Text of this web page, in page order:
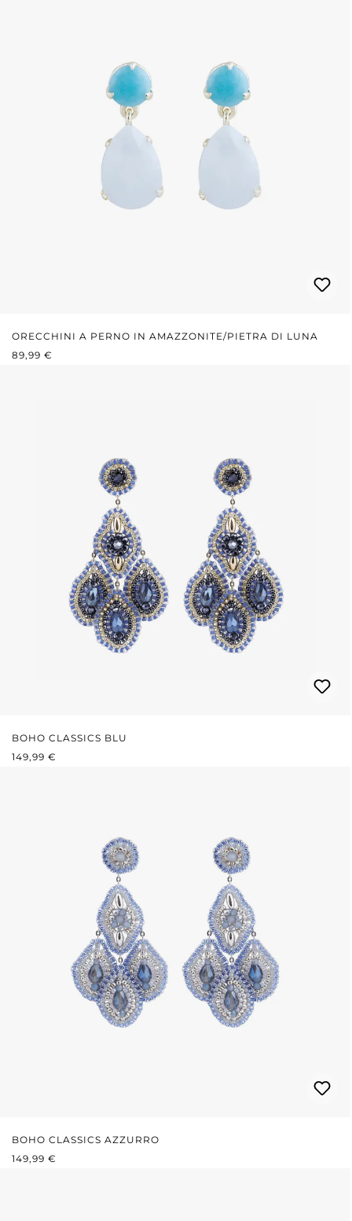
ORECCHINI A PERNO IN AMAZZONITE/PIETRA DI LUNA
PREZZO NORMALE:
89,99 €
BOHO CLASSICS BLU
PREZZO NORMALE:
149,99 €
BOHO CLASSICS AZZURRO
PREZZO NORMALE:
149,99 €